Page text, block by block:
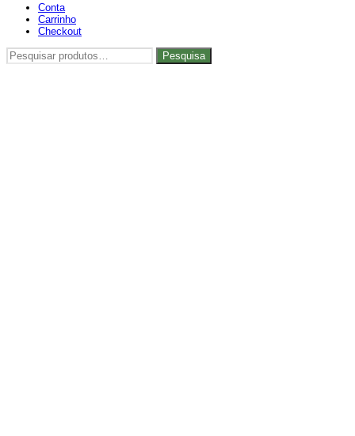
Conta
Carrinho
Checkout
Pesquisar
por:
Pesquisa